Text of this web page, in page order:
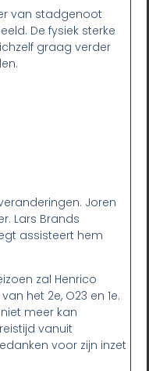
van stadgenoot
De fysiek sterke
graag verder
Joren
Lars Brands
assisteert hem
zal Henrico
het 2e, O23 en 1e.
meer kan
vanuit
voor zijn inzet